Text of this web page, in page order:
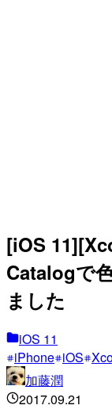
[iOS
Catalogで
ました
iOS 11
iPhone iOS
加藤潤
2017.09.21